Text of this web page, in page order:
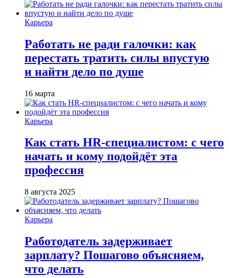
Карьера
Работать не ради галочки: как
перестать тратить силы впустую
и найти дело по душе
16 марта
Карьера
Как стать HR-специалистом: с чего
начать и кому подойдёт эта
профессия
8 августа 2025
Карьера
Работодатель задерживает
зарплату? Пошагово объясняем,
что делать